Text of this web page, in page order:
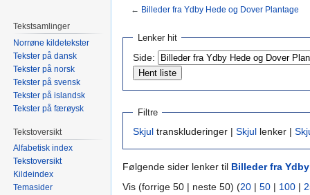
← Billeder fra Ydby Hede og Dover Plantage
Hopp
navigering
Hopp
søk
Lenker hit
Side:
Filtre
Skjul transkluderinger | Skjul lenker |
Følgende sider lenker til Billeder fra
Vis (forrige 50 | neste 50) (20 | 50 | 100 |
Tekstsamlinger
Norrøne kildetekster
Tekster på dansk
Tekster på norsk
Tekster på svensk
Tekster på islandsk
Tekster på færøysk
Tekstoversikt
Alfabetisk index
Tekstoversikt
Kildeindex
Temasider